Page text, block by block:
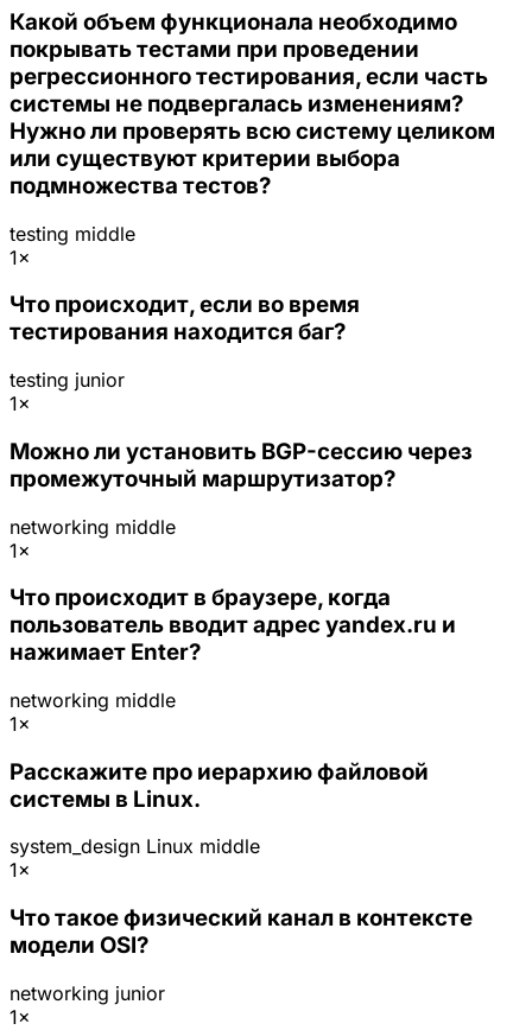
Какой объем функционала необходимо
покрывать тестами при проведении
регрессионного тестирования, если часть
системы не подвергалась изменениям?
Нужно ли проверять всю систему целиком
или существуют критерии выбора
подмножества тестов?
testing middle
1×
Что происходит, если во время
тестирования находится баг?
testing junior
1×
Можно ли установить BGP-сессию через
промежуточный маршрутизатор?
networking middle
1×
Что происходит в браузере, когда
пользователь вводит адрес yandex.ru и
нажимает Enter?
networking middle
1×
Расскажите про иерархию файловой
системы в Linux.
system_design Linux middle
1×
Что такое физический канал в контексте
модели OSI?
networking junior
1×